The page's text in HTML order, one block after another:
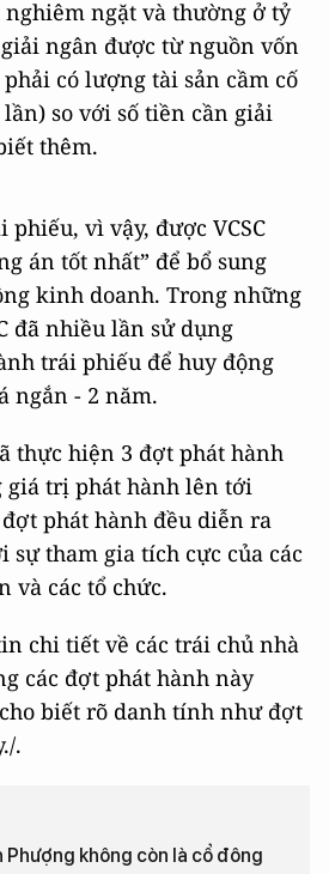
ngặt và thường ở tỷ
ngân được từ nguồn vốn
có lượng tài sản cầm cố
so với số tiền cần giải
thêm.
vì vậy, được VCSC
án tốt nhất” để bổ sung
kinh doanh. Trong những
đã nhiều lần sử dụng
trái phiếu để huy động
ngắn - 2 năm.
thực hiện 3 đợt phát hành
trị phát hành lên tới
đợt phát hành đều diễn ra
sự tham gia tích cực của các
và các tổ chức.
chi tiết về các trái chủ nhà
các đợt phát hành này
biết rõ danh tính như đợt
.
Phượng không còn là cổ đông